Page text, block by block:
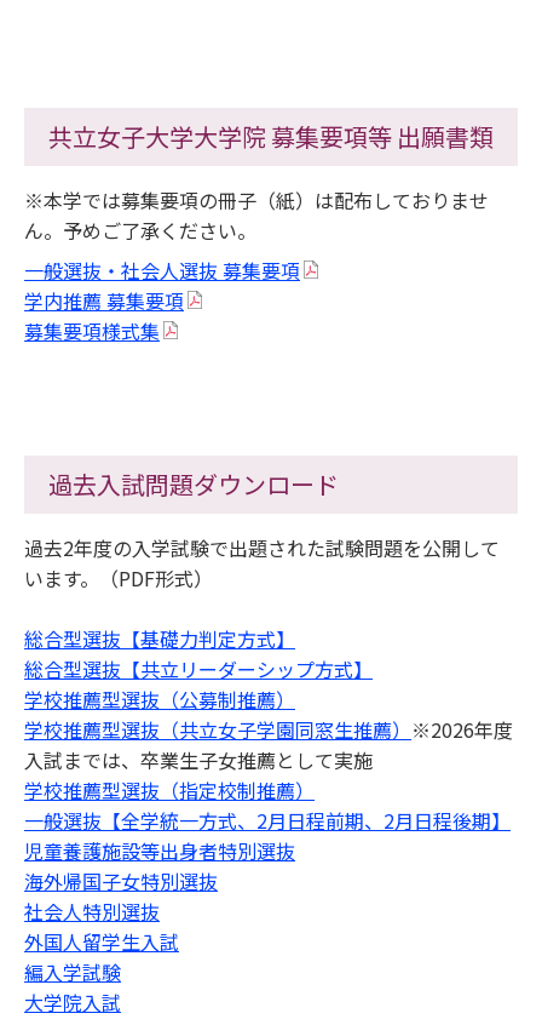
共立女子大学大学院 募集要項等 出願書類
※本学では募集要項の冊子（紙）は配布しておりませ
ん。予めご了承ください。
一般選抜・社会人選抜 募集要項
学内推薦 募集要項
募集要項様式集
過去入試問題ダウンロード
過去2年度の入学試験で出題された試験問題を公開して
います。（PDF形式）
総合型選抜【基礎力判定方式】
総合型選抜【共立リーダーシップ方式】
学校推薦型選抜（公募制推薦）
学校推薦型選抜（共立女子学園同窓生推薦） ※2026年度
入試までは、卒業生子女推薦として実施
学校推薦型選抜（指定校制推薦）
一般選抜【全学統一方式、2月日程前期、2月日程後期】
児童養護施設等出身者特別選抜
海外帰国子女特別選抜
社会人特別選抜
外国人留学生入試
編入学試験
大学院入試